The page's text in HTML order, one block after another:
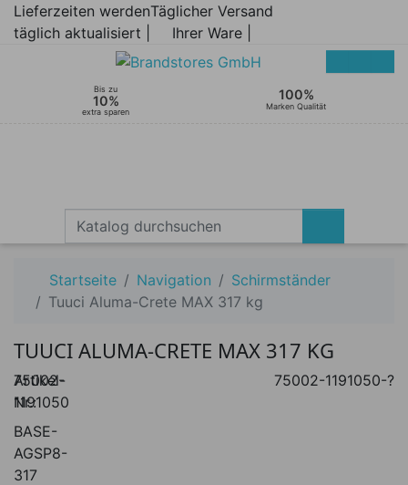
Lieferzeiten werden
täglich aktualisiert |
Täglicher Versand
Ihrer Ware |
Bis zu
10%
extra sparen
100%
Marken Qualität
Startseite Navigation
Schirmständer
Tuuci Aluma-Crete MAX 317 kg
TUUCI ALUMA-CRETE MAX 317 KG
Artikel-
Nr.:
BASE-
AGSP8-
317
75002-
1191050
75002-1191050-?